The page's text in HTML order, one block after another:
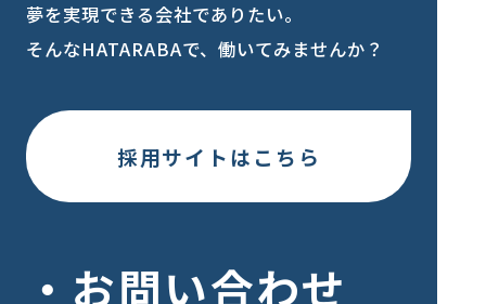
夢を実現できる会社でありたい。
そんなHATARABAで、働いてみませんか？
採用サイトはこちら
お問い合わせ